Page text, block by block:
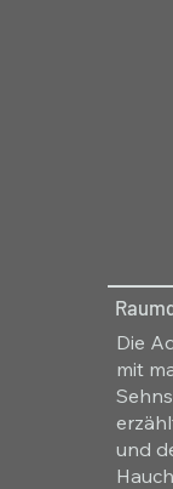
Die
mit
und